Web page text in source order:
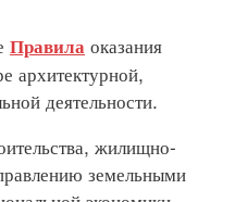
Правила оказания
архитектурной,
деятельности.
жилищно-
земельными